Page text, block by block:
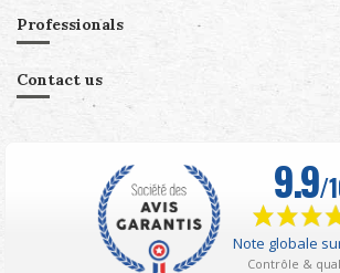
Professionals
Contact us